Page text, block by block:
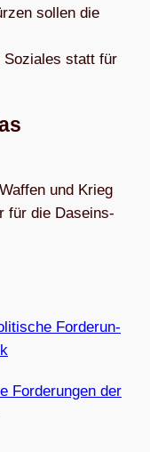
sol­len die
Sozia­les statt für
und Krieg
für die Daseins­
For­de­run­
For­de­run­gen der